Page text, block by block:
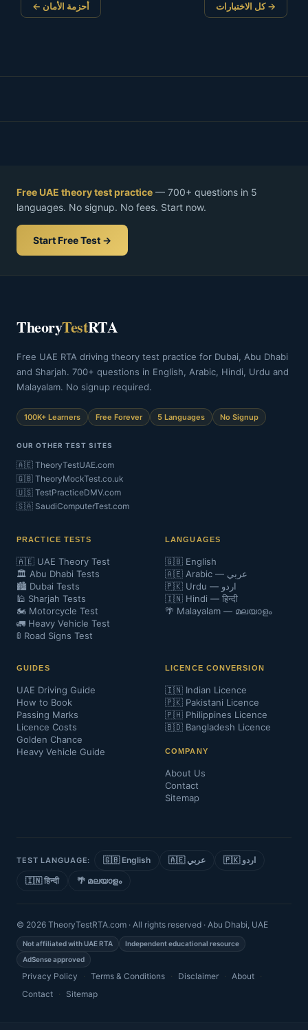
→ كل الاختبارات أحزمة الأمان ←
Free UAE theory test practice — 700+ questions in 5
languages. No signup. No fees. Start now.
Start Free Test →
TheoryTestRTA
Free UAE RTA driving theory test practice for Dubai, Abu Dhabi
and Sharjah. 700+ questions in English, Arabic, Hindi, Urdu and
Malayalam. No signup required.
100K+ Learners Free Forever 5 Languages No Signup
OUR OTHER TEST SITES
🇦🇪 TheoryTestUAE.com
🇬🇧 TheoryMockTest.co.uk
🇺🇸 TestPracticeDMV.com
🇸🇦 SaudiComputerTest.com
PRACTICE TESTS
🇦🇪 UAE Theory Test
🏛️ Abu Dhabi Tests
🏙️ Dubai Tests
🕌 Sharjah Tests
🏍️ Motorcycle Test
🚛 Heavy Vehicle Test
🚦 Road Signs Test
LANGUAGES
🇬🇧 English
🇦🇪 Arabic — عربي
🇵🇰 Urdu — اردو
🇮🇳 Hindi — हिन्दी
🌴 Malayalam — മലയാളം
GUIDES
UAE Driving Guide
How to Book
Passing Marks
Licence Costs
Golden Chance
Heavy Vehicle Guide
LICENCE CONVERSION
🇮🇳 Indian Licence
🇵🇰 Pakistani Licence
🇵🇭 Philippines Licence
🇧🇩 Bangladesh Licence
COMPANY
About Us
Contact
Sitemap
TEST LANGUAGE: 🇬🇧 English 🇦🇪 عربي
🇵🇰 اردو
🇮🇳 हिन्दी
🌴 മലയാളം
© 2026 TheoryTestRTA.com · All rights reserved · Abu Dhabi, UAE
Not affiliated with UAE RTA
Independent educational resource
AdSense approved
Privacy Policy · Terms & Conditions · Disclaimer · About ·
Contact · Sitemap